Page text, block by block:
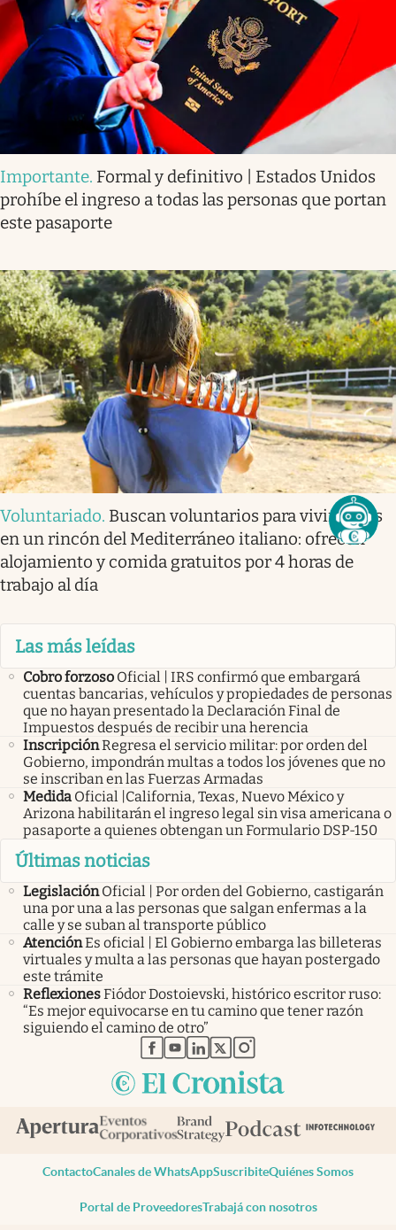
Importante. Formal y definitivo | Estados Unidos
prohíbe el ingreso a todas las personas que portan
este pasaporte
Voluntariado. Buscan voluntarios para vivir gratis
en un rincón del Mediterráneo italiano: ofrecen
alojamiento y comida gratuitos por 4 horas de
trabajo al día
Las más leídas
Cobro forzoso Oficial | IRS confirmó que embargará
cuentas bancarias, vehículos y propiedades de personas
que no hayan presentado la Declaración Final de
Impuestos después de recibir una herencia
InscripciónRegresa el servicio militar: por orden del
Gobierno, impondrán multas a todos los jóvenes que no
se inscriban en las Fuerzas Armadas
Medida Oficial |California, Texas, Nuevo México y
Arizona habilitarán el ingreso legal sin visa americana o
pasaporte a quienes obtengan un Formulario DSP-150
Últimas noticias
Legislación Oficial | Por orden del Gobierno, castigarán
una por una a las personas que salgan enfermas a la
calle y se suban al transporte público
AtenciónEs oficial | El Gobierno embarga las billeteras
virtuales y multa a las personas que hayan postergado
este trámite
ReflexionesFiódor Dostoievski, histórico escritor ruso:
“Es mejor equivocarse en tu camino que tener razón
siguiendo el camino de otro”
abre en nueva pestaña
abre en nueva pestaña
abre en nueva pestaña
abre en nueva pestaña
abre en nueva pestaña
ContactoCanales de WhatsAppSuscribiteQuiénes Somos
Portal de ProveedoresTrabajá con nosotros